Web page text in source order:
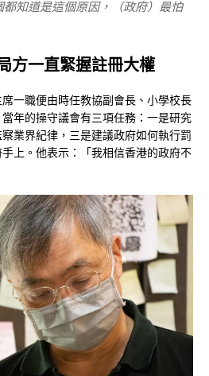
都知道是這個原因，（政府）最怕
一直緊握註冊大權
一職便由時任教協副會長、小學校長
年的操守議會有三項任務：一是研究
業界紀律，三是建議政府如何執行罰
上。他表示：「我相信香港的政府不